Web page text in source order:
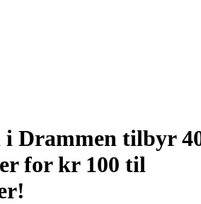
Drammen tilbyr
for kr 100 til